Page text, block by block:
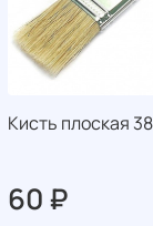
Кисть плоская
60 ₽